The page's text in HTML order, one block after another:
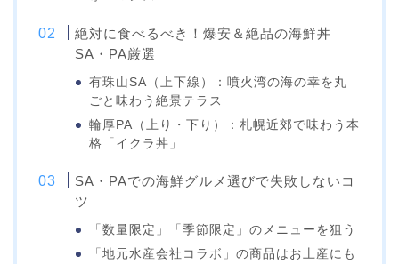
絶対に食べるべき！爆安＆絶品の海鮮丼
SA・PA厳選
有珠山SA（上下線）：噴火湾の海の幸を丸
ごと味わう絶景テラス
輪厚PA（上り・下り）：札幌近郊で味わう本
格「イクラ丼」
SA・PAでの海鮮グルメ選びで失敗しないコ
ツ
「数量限定」「季節限定」のメニューを狙う
「地元水産会社コラボ」の商品はお土産にも